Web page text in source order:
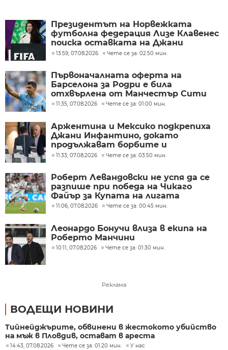
Президентът на Норвежката
футболна федерация Лизе Клавенес
поиска оставката на Джани
Инфантино
13:59, 07.08.2026 Чете се за: 02:50 мин.
Първоначалната оферта на
Барселона за Родри е била
отхвърлена от Манчестър Сити
11:35, 07.08.2026 Чете се за: 01:00 мин.
Аржентина и Мексико подкрепиха
Джани Инфантино, докато
продължават борбите и
разногласията във ФИФА
11:33, 07.08.2026 Чете се за: 03:50 мин.
Роберт Левандовски не успя да се
разпише при победа на Чикаго
Файър за Купата на лигата
11:06, 07.08.2026 Чете се за: 00:45 мин.
Леонардо Бонучи влиза в екипа на
Роберто Манчини
10:11, 07.08.2026 Чете се за: 01:30 мин.
Реклама
ВОДЕЩИ НОВИНИ
Тийнейджърите, обвинени в жестокото убийство
на мъж в Пловдив, остават в ареста
14:43, 07.08.2026 Чете се за: 01:20 мин. У нас